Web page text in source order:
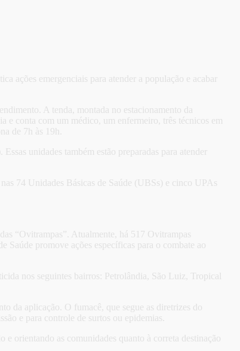
ações emergenciais para atender a população e acabar
A tenda, montada no estacionamento da
e conta com um médico, um enfermeiro, três técnicos em
de 7h às 19h.
unidades também estão preparadas para atender
74 Unidades Básicas de Saúde (UBSs) e cinco UPAs
“Ovitrampas”. Atualmente, há 517 Ovitrampas
Saúde promove ações específicas para o combate ao
nos seguintes bairros: Petrolândia, São Luiz, Tropical
da aplicação. O fumacê, que segue as diretrizes do
e para controle de surtos ou epidemias.
orientando as comunidades quanto à correta destinação